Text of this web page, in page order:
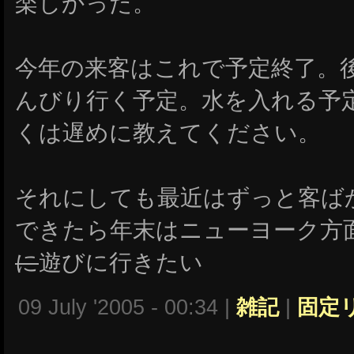
今年の来客はこれで予定終了。
んびり行く予定。水を入れる予
くは遅めに教えてください。
それにしても最近はずっと客
できたら年末はニューヨーク方
に遊びに行きたい
09 July '2005 - 00:34 | 雑記| 固定